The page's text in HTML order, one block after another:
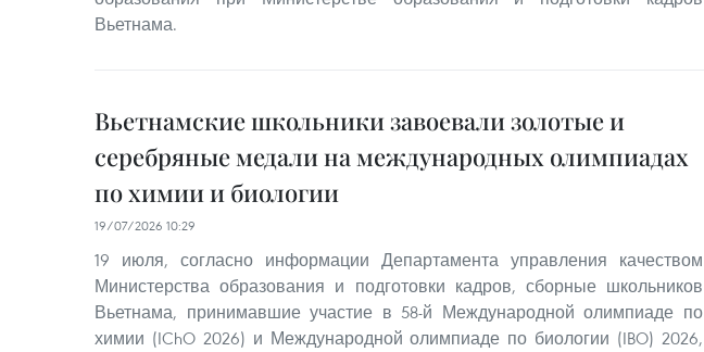
Вьетнама.
Вьетнамские школьники завоевали золотые и
серебряные медали на международных олимпиадах
по химии и биологии
19/07/2026 10:29
19 июля, согласно информации Департамента управления качеством
Министерства образования и подготовки кадров, сборные школьников
Вьетнама, принимавшие участие в 58-й Международной олимпиаде по
химии (IChO 2026) и Международной олимпиаде по биологии (IBO) 2026,